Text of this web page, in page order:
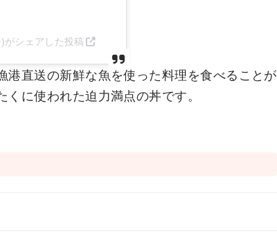
シェアした投稿
直送の新鮮な魚を使った料理を食べることが
に使われた迫力満点の丼です。